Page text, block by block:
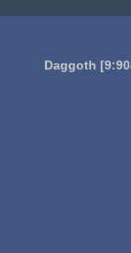
Daggoth